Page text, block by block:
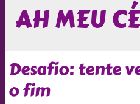
AH MEU
Desafio: tente
o fim